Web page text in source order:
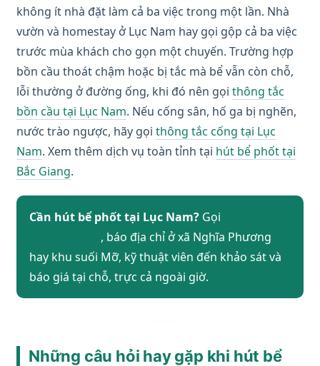
không ít nhà đặt làm cả ba việc trong một lần. Nhà
vườn và homestay ở Lục Nam hay gọi gộp cả ba việc
trước mùa khách cho gọn một chuyến. Trường hợp
bồn cầu thoát chậm hoặc bị tắc mà bể vẫn còn chỗ,
lỗi thường ở đường ống, khi đó nên gọi thông tắc
bồn cầu tại Lục Nam. Nếu cống sân, hố ga bị nghẽn,
nước trào ngược, hãy gọi thông tắc cống tại Lục
Nam. Xem thêm dịch vụ toàn tỉnh tại hút bể phốt tại
Bắc Giang.
Cần hút bể phốt tại Lục Nam? Gọi
, báo địa chỉ ở xã Nghĩa Phương
hay khu suối Mỡ, kỹ thuật viên đến khảo sát và
báo giá tại chỗ, trực cả ngoài giờ.
Những câu hỏi hay gặp khi hút bể